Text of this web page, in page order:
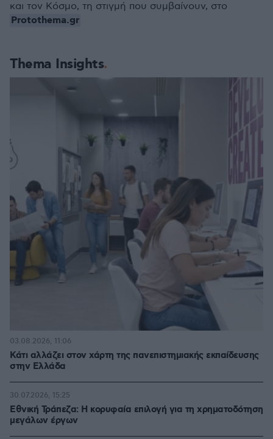
Thema Insights
Κάτι αλλάζει στον χάρτη της πανεπιστημιακής εκπαίδευσης
στην Ελλάδα
03.08.2026, 11:06
Εθνική Τράπεζα: Η κορυφαία επιλογή για τη χρηματοδότηση
μεγάλων έργων
30.07.2026, 15:25
και τον Κόσμο, τη στιγμή που συμβαίνουν, στο
Protothema.gr